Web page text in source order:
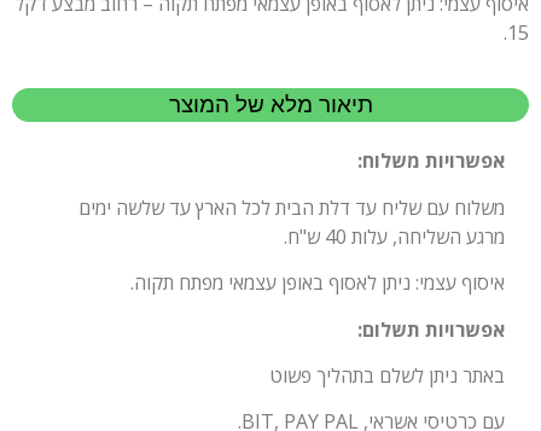
15.
תיאור מלא של המוצר
אפשרויות משלוח:
משלוח עם שליח עד דלת הבית לכל הארץ עד שלשה ימים
מרגע השליחה, עלות 40 ש"ח.
איסוף עצמי: ניתן לאסוף באופן עצמאי מפתח תקוה.
אפשרויות תשלום:
באתר ניתן לשלם בתהליך פשוט
עם כרטיסי אשראי, BIT, PAY PAL.